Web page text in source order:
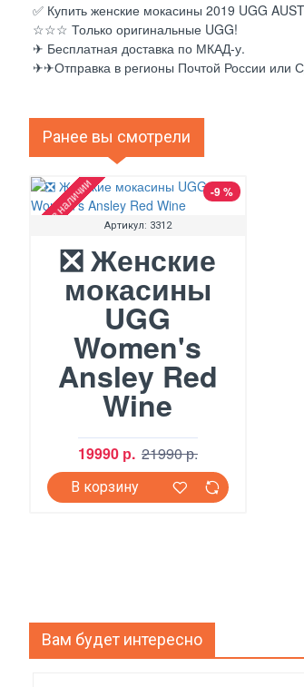
✅ Купить женские мокасины 2019 UGG
☆☆☆ Только оригинальные UGG!
✈ Бесплатная доставка по МКАД-у.
✈✈Отправка в регионы Почтой России или
Ранее вы смотрели
-9 %
Нет в наличии Артикул: 3312
❎ Женские
мокасины
UGG
Women's
Ansley Red
Wine
19990 р. 21990 р.
В корзину
Вам будет интересно